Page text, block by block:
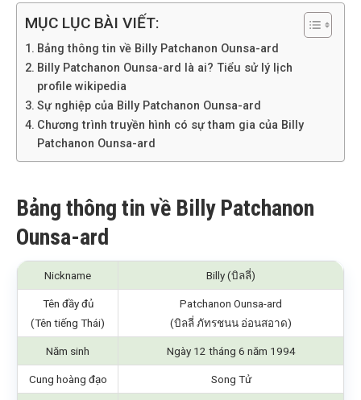
MỤC LỤC BÀI VIẾT:
Bảng thông tin về Billy Patchanon Ounsa-ard
Billy Patchanon Ounsa-ard là ai? Tiểu sử lý lịch
profile wikipedia
Sự nghiệp của Billy Patchanon Ounsa-ard
Chương trình truyền hình có sự tham gia của Billy
Patchanon Ounsa-ard
Bảng thông tin về Billy Patchanon
Ounsa-ard
Nickname Billy (บิลลี่)
Tên đầy đủ
(Tên tiếng Thái)
Patchanon Ounsa-ard
(บิลลี่ ภัทรชนน อ่อนสอาด)
Năm sinh Ngày 12 tháng 6 năm 1994
Cung hoàng đạo Song Tử